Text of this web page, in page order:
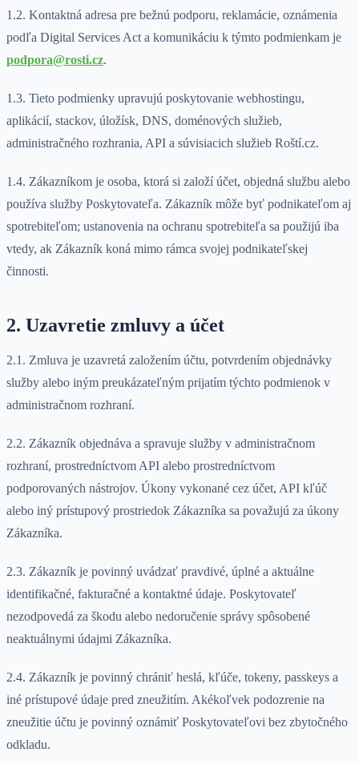
1.2. Kontaktná adresa pre bežnú podporu, reklamácie, oznámenia
podľa Digital Services Act a komunikáciu k týmto podmienkam je
podpora@rosti.cz.
1.3. Tieto podmienky upravujú poskytovanie webhostingu,
aplikácií, stackov, úložísk, DNS, doménových služieb,
administračného rozhrania, API a súvisiacich služieb Roští.cz.
1.4. Zákazníkom je osoba, ktorá si založí účet, objedná službu alebo
používa služby Poskytovateľa. Zákazník môže byť podnikateľom aj
spotrebiteľom; ustanovenia na ochranu spotrebiteľa sa použijú iba
vtedy, ak Zákazník koná mimo rámca svojej podnikateľskej
činnosti.
2. Uzavretie zmluvy a účet
2.1. Zmluva je uzavretá založením účtu, potvrdením objednávky
služby alebo iným preukázateľným prijatím týchto podmienok v
administračnom rozhraní.
2.2. Zákazník objednáva a spravuje služby v administračnom
rozhraní, prostredníctvom API alebo prostredníctvom
podporovaných nástrojov. Úkony vykonané cez účet, API kľúč
alebo iný prístupový prostriedok Zákazníka sa považujú za úkony
Zákazníka.
2.3. Zákazník je povinný uvádzať pravdivé, úplné a aktuálne
identifikačné, fakturačné a kontaktné údaje. Poskytovateľ
nezodpovedá za škodu alebo nedoručenie správy spôsobené
neaktuálnymi údajmi Zákazníka.
2.4. Zákazník je povinný chrániť heslá, kľúče, tokeny, passkeys a
iné prístupové údaje pred zneužitím. Akékoľvek podozrenie na
zneužitie účtu je povinný oznámiť Poskytovateľovi bez zbytočného
odkladu.